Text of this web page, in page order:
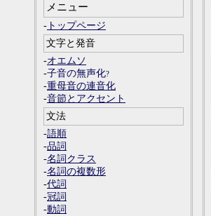
メニュー
- トップページ
文字と発音
-オエムソ
-子音の無声化
-重母音の連音化
-音節とアクセント
文法
-語順
-品詞
-名詞クラス
-名詞の複数形
-代詞
-冠詞
-動詞